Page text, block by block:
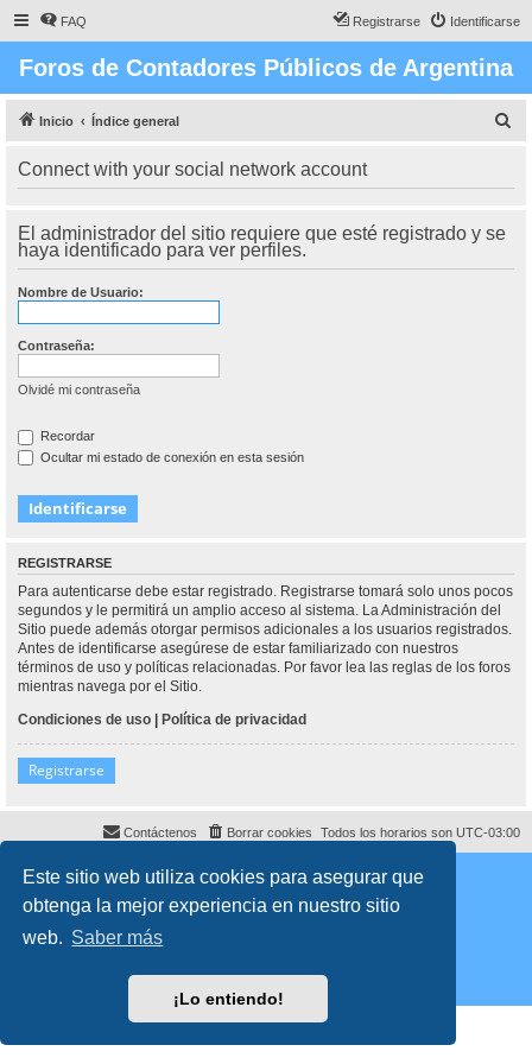
Este sitio web utiliza cookies para asegurar que
obtenga la mejor experiencia en nuestro sitio
web. Saber más
¡Lo entiendo!
FAQ Identificarse
Registrarse
Foros de Contadores Públicos de Argentina
Inicio Índice general
Connect with your social network account
El administrador del sitio requiere que esté registrado y se
haya identificado para ver perfiles.
Nombre de Usuario:
Contraseña:
Olvidé mi contraseña
Recordar
Ocultar mi estado de conexión en esta sesión
REGISTRARSE
Para autenticarse debe estar registrado. Registrarse tomará solo unos pocos
segundos y le permitirá un amplio acceso al sistema. La Administración del
Sitio puede además otorgar permisos adicionales a los usuarios registrados.
Antes de identificarse asegúrese de estar familiarizado con nuestros
términos de uso y políticas relacionadas. Por favor lea las reglas de los foros
mientras navega por el Sitio.
Condiciones de uso | Política de privacidad
Registrarse
Todos los horarios son UTC-03:00
Borrar cookies
Contáctenos
Desarrollado porphpBB ® Forum Software © phpBB Limited
Director:Dr. Sztarkman- Diseñado por ©Abogados Argentinos2025